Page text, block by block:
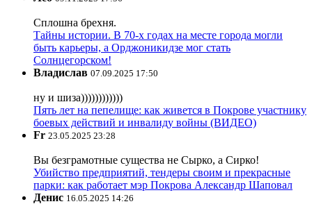
Сплошна брехня.
Тайны истории. В 70-х годах на месте города могли
быть карьеры, а Орджоникидзе мог стать
Солнцегорском!
Владислав 07.09.2025 17:50
ну и шиза))))))))))))
Пять лет на пепелище: как живется в Покрове участнику
боевых действий и инвалиду войны (ВИДЕО)
Fr 23.05.2025 23:28
Вы безграмотные существа не Сырко, а Сирко!
Убийство предприятий, тендеры своим и прекрасные
парки: как работает мэр Покрова Александр Шаповал
Денис 16.05.2025 14:26